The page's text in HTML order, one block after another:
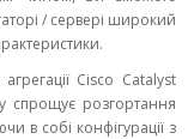
/ сервері широкий
Cisco Catalyst
спрощує розгортання
в собі конфігурації з